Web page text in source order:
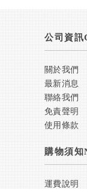
公司資
關於我們
最新消息
聯絡我們
免責聲明
使用條款
購物須
運費說明